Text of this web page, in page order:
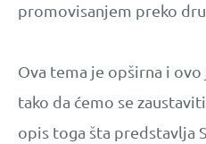
promovisanjem preko
Ova tema je opširna i
tako da ćemo se
opis toga šta predstavlja